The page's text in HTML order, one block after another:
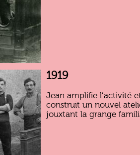
1919
Jean amplifie l’activité
construit un nouvel
jouxtant la grange